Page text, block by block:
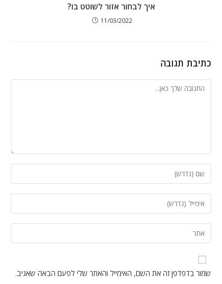
איך לבחור אזור לשוטט בו?
11/03/2022
כתיבת תגובה
להגיב
את
השם
שלך
שם
משתמש
כדי
את
כתובת
דואר
שלך
כדי
את
כתובת
אתר
האינטרנט
שמור בדפדפן זה את השם, האימייל והאתר שלי לפעם הבאה שאגיב.